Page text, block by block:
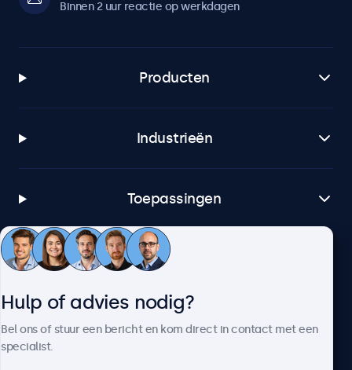
Binnen 2 uur reactie op werkdagen
Producten
Industrieën
Toepassingen
Klantenservice
Hulp of advies nodig?
Bel ons of stuur een bericht en kom direct in contact met een
specialist.